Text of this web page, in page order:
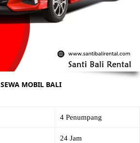
SEWA MOBIL BALI
4 Penumpang
24 Jam